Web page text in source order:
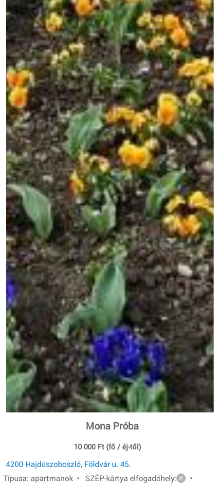
Mona Próba
10 000 Ft (fő / éj-től)
4200 Hajdúszoboszló, Földvár u. 45.
Típusa: apartmanok • SZÉP-kártya elfogadóhely:
•